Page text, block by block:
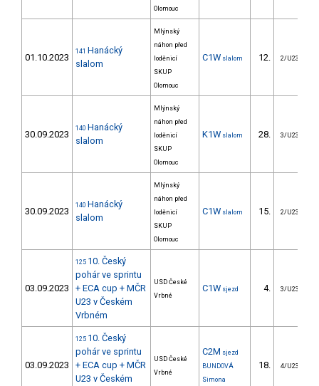
Olomouc
01.10.2023
141 Hanácký
slalom
Mlýnský
náhon před
loděnicí
SKUP
Olomouc
C1W slalom 12. 2/U23
30.09.2023
140 Hanácký
slalom
Mlýnský
náhon před
loděnicí
SKUP
Olomouc
K1W slalom 28. 3/U23
30.09.2023
140 Hanácký
slalom
Mlýnský
náhon před
loděnicí
SKUP
Olomouc
C1W slalom 15. 2/U23
03.09.2023
125 10. Český
pohár ve sprintu
+ ECA cup + MČR
U23 v Českém
Vrbném
USD České
Vrbné
C1W sjezd 4. 3/U23
03.09.2023
125 10. Český
pohár ve sprintu
+ ECA cup + MČR
U23 v Českém
USD České
Vrbné
C2M sjezd
BUNDOVÁ
Simona
18. 4/U23